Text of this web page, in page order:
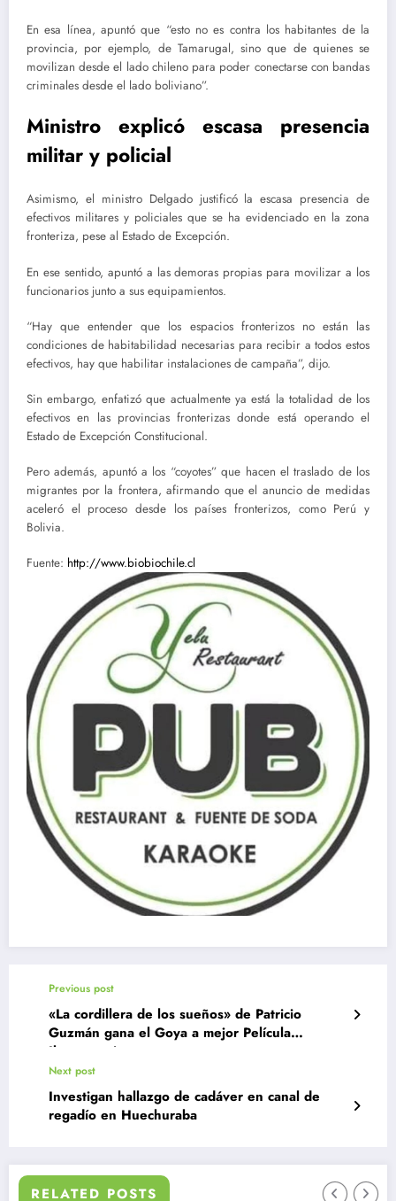
En esa línea, apuntó que “esto no es contra los habitantes de la
provincia, por ejemplo, de Tamarugal, sino que de quienes se
movilizan desde el lado chileno para poder conectarse con bandas
criminales desde el lado boliviano”.
Ministro explicó escasa presencia
militar y policial
Asimismo, el ministro Delgado justificó la escasa presencia de
efectivos militares y policiales que se ha evidenciado en la zona
fronteriza, pese al Estado de Excepción.
En ese sentido, apuntó a las demoras propias para movilizar a los
funcionarios junto a sus equipamientos.
“Hay que entender que los espacios fronterizos no están las
condiciones de habitabilidad necesarias para recibir a todos estos
efectivos, hay que habilitar instalaciones de campaña”, dijo.
Sin embargo, enfatizó que actualmente ya está la totalidad de los
efectivos en las provincias fronterizas donde está operando el
Estado de Excepción Constitucional.
Pero además, apuntó a los “coyotes” que hacen el traslado de los
migrantes por la frontera, afirmando que el anuncio de medidas
aceleró el proceso desde los países fronterizos, como Perú y
Bolivia.
Fuente: http://www.biobiochile.cl
Previous post
«La cordillera de los sueños» de Patricio
Guzmán gana el Goya a mejor Película
Iberoamericana
Next post
Investigan hallazgo de cadáver en canal de
regadío en Huechuraba
RELATED POSTS